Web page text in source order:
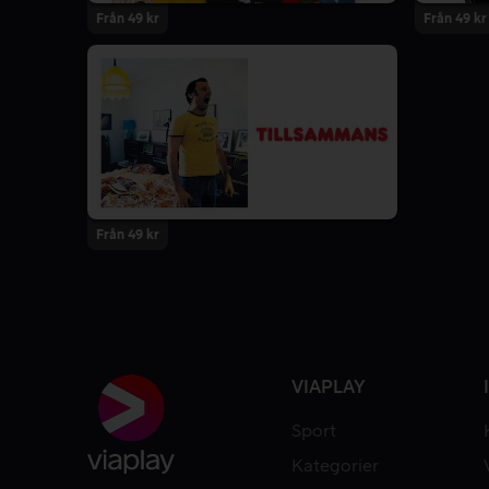
Från 49 kr Från 49 kr
Från 49 kr
VIAPLAY
Sport
Kategorier